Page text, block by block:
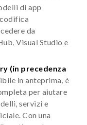
di app
da
Visual Studio e
(in precedenza
in anteprima, è
per aiutare
servizi e
Con una